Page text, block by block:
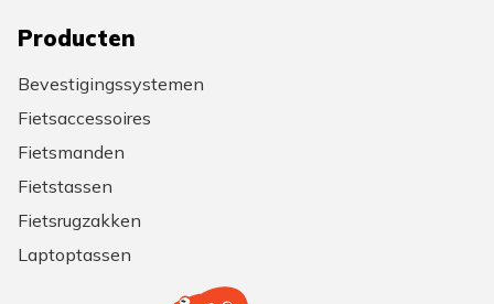
Producten
Bevestigingssystemen
Fietsaccessoires
Fietsmanden
Fietstassen
Fietsrugzakken
Laptoptassen